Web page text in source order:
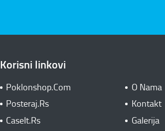
Korisni linkovi
Poklonshop.Com
O Nama
Posteraj.Rs
Kontakt
CaseIt.Rs
Galerija